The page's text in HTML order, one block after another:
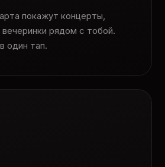
покажут концерты,
вечеринки рядом с тобой.
один тап.